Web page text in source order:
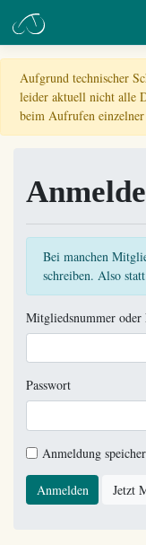
Aufgrund technischer
leider aktuell nicht alle
beim Aufrufen
Bei manchen
schreiben. Also
Mitgliedsnummer oder
Passwort
Anmeldung
Anmelden Jetzt